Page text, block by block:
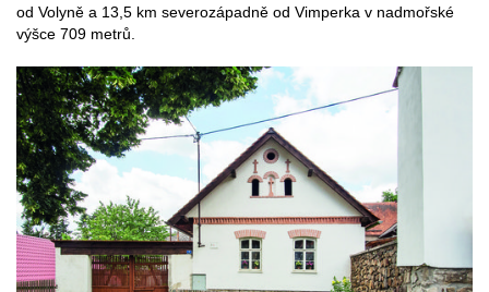
od Volyně a 13,5 km severozápadně od Vimperka v nadmořské
výšce 709 metrů.